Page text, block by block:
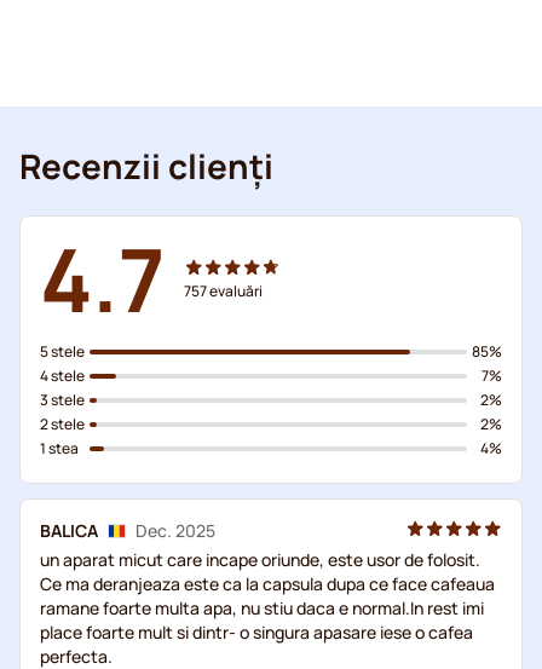
Recenzii clienți
4.7 757evaluări
5 stele
4 stele
3 stele
2 stele
1 stea
85%
7%
2%
2%
4%
BALICA
Dec. 2025
un aparat micut care incape oriunde, este usor de folosit.
Ce ma deranjeaza este ca la capsula dupa ce face cafeaua
ramane foarte multa apa, nu stiu daca e normal.In rest imi
place foarte mult si dintr- o singura apasare iese o cafea
perfecta.